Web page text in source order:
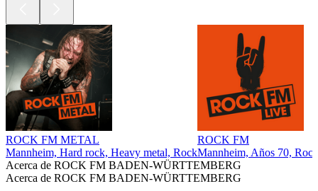
ROCK FM METAL
Mannheim, Hard rock, Heavy metal, Rock
ROCK FM
Mannheim, Años 70,
Acerca de ROCK FM BADEN-WÜRTTEMBERG
Acerca de ROCK FM BADEN-WÜRTTEMBERG